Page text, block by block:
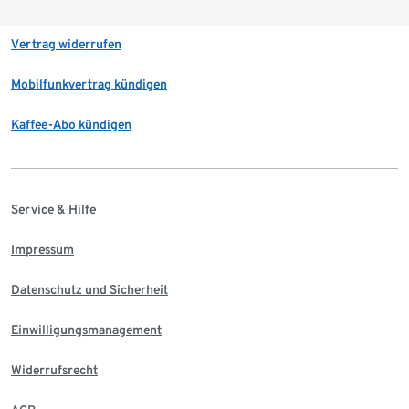
Vertrag widerrufen
Mobilfunkvertrag kündigen
Kaffee-Abo kündigen
Service & Hilfe
Impressum
Datenschutz und Sicherheit
Einwilligungsmanagement
Widerrufsrecht